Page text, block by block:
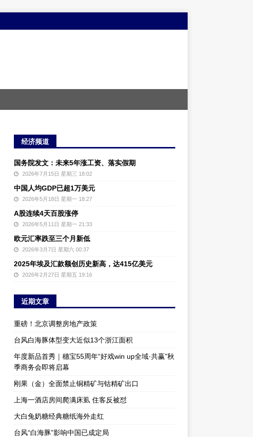
经济频道
国务院发文：未来5年涨工资、落实假期
2026年7月15日 星期三 18:02
中国人均GDP已超1万美元
2026年5月18日 星期一 18:27
A股连续4天百股涨停
2026年5月11日 星期一 21:33
欧元汇率跌至三个月新低
2026年3月7日 星期六 00:37
2025年埃及汇款额创历史新高，达415亿美元
2026年2月27日 星期五 19:16
近期文章
重磅！北京调整房地产政策
台风白海豚体型变大近似13个浙江面积
年度新品首秀｜穗宝55周年“好戏win up全域·共赢”秋
季商务会即将启幕
刚果（金）全面禁止铜精矿与钴精矿出口
上海一酒店房间爬满床虱 住客反被怼
大白兔奶糖经典糖纸海外走红
台风“白海豚”影响中国已成定局